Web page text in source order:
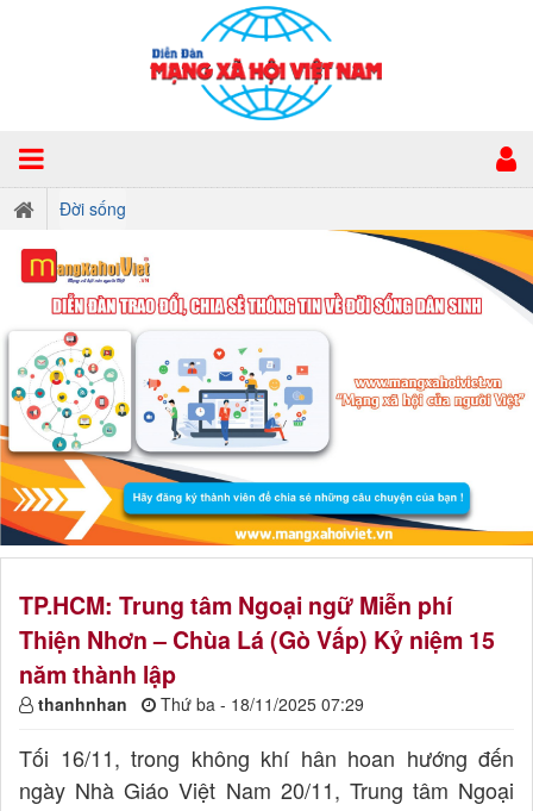
Đời sống
TP.HCM: Trung tâm Ngoại ngữ Miễn phí
Thiện Nhơn – Chùa Lá (Gò Vấp) Kỷ niệm 15
năm thành lập
thanhnhan Thứ ba - 18/11/2025 07:29
Tối 16/11, trong không khí hân hoan hướng đến
ngày Nhà Giáo Việt Nam 20/11, Trung tâm Ngoại